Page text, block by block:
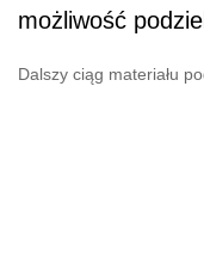
możliwość
Dalszy ciąg materiału